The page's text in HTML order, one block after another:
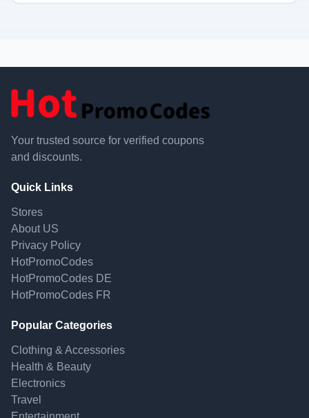
Your trusted source for verified coupons
and discounts.
Quick Links
Stores
About US
Privacy Policy
HotPromoCodes
HotPromoCodes DE
HotPromoCodes FR
Popular Categories
Clothing & Accessories
Health & Beauty
Electronics
Travel